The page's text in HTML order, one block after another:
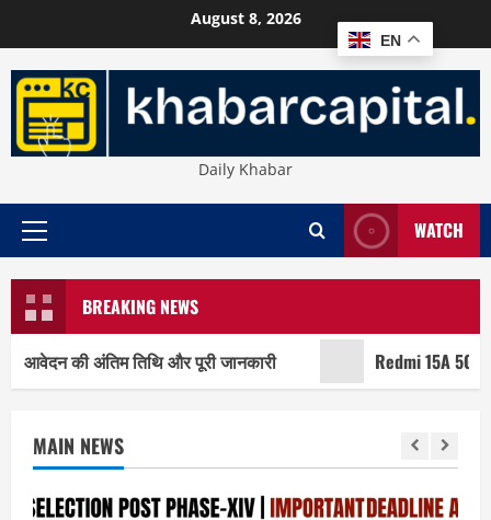
to
content
August 8, 2026
Daily Khabar
Primary
WATCH
BREAKING NEWS
की अंतिम तिथि और पूरी जानकारी Redmi 15A 5G:
MAIN NEWS
EN